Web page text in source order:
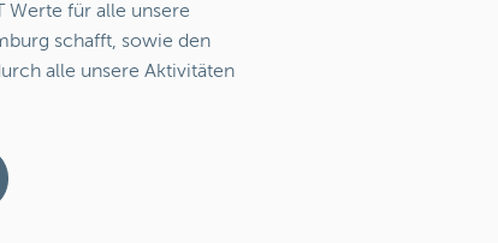
Werte für alle unsere
schafft, sowie den
alle unsere Aktivitäten